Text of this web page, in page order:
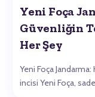
Yeni Foça
Güvenliğin
Her Şey
Yeni Foça
incisi Yeni Foça,